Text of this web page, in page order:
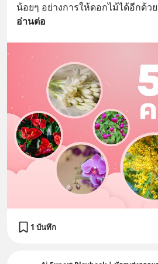
น้อยๆ อย่างการให้ดอกไม้ได้อีกด้ว
อ่านต่อ
1 บันทึก